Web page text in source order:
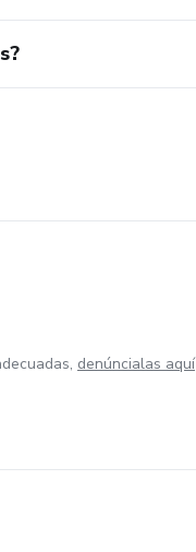
denúncialas aquí